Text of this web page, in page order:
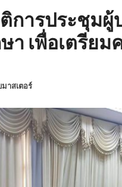
การประชุม
า เพื่อเตรีย
มาสเตอร์